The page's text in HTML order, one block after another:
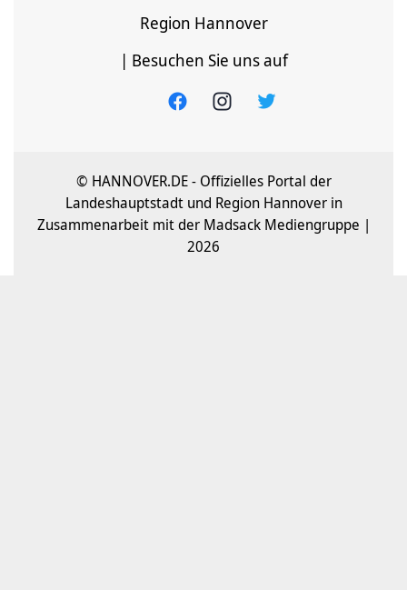
Region Hannover
| Besuchen Sie uns auf
© HANNOVER.DE - Offizielles Portal der
Landeshauptstadt und Region Hannover in
Zusammenarbeit mit der Madsack Mediengruppe |
2026